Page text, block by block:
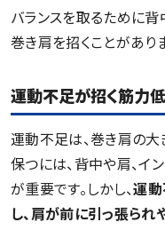
バランスを取るために
巻き肩を招くことがあり
運動不足が招く筋力
運動不足は、巻き肩の
保つには、背中や肩、イ
が重要です。しかし、運
し、肩が前に引っ張られ